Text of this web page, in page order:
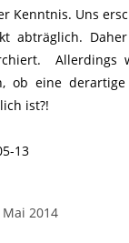
Kenntnis. Uns
abträglich.
Allerdings
ob eine
ist?!
13
Mai 2014